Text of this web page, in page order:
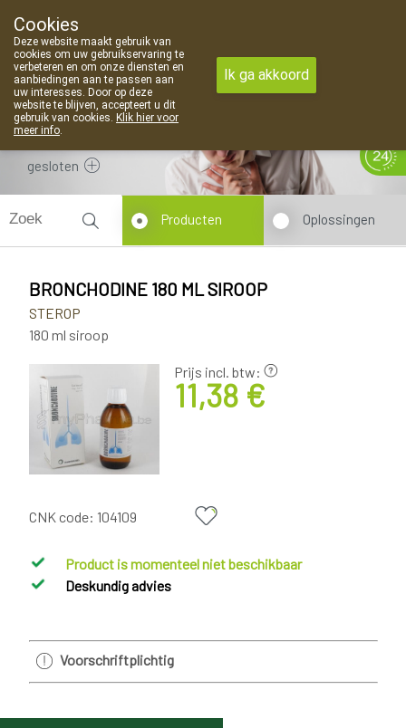
09 373 94 03
gesloten
Producten Oplossingen
BRONCHODINE 180 ML SIROOP
STEROP
180 ml siroop
Prijs incl. btw:
11,38 €
CNK code: 104109
Product is momenteel niet beschikbaar
Deskundig advies
Voorschriftplichtig
Cookies
Deze website maakt gebruik van
cookies om uw gebruikservaring te
verbeteren en om onze diensten en
aanbiedingen aan te passen aan
uw interesses. Door op deze
website te blijven, accepteert u dit
gebruik van cookies. Klik hier voor
meer info.
Ik ga akkoord